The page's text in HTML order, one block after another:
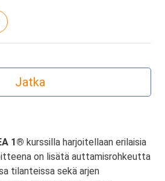
1® kurssilla harjoitellaan erilaisia
on lisätä auttamisrohkeutta
tilanteissa sekä arjen